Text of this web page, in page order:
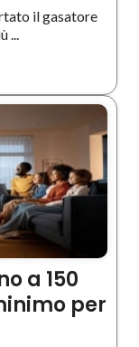
il gasatore
...
a 150
per